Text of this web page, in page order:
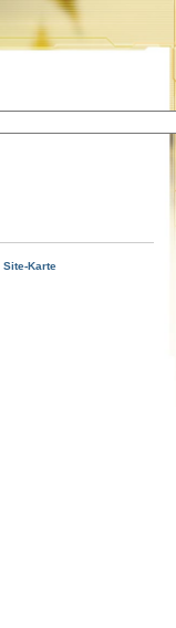
Site-Karte